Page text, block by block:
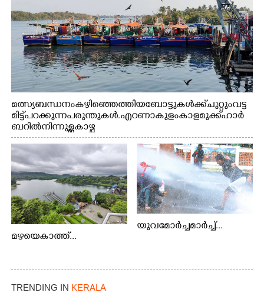
മത്സ്യബന്ധനം കഴിഞ്ഞെത്തിയ ബോട്ടുകൾക്ക് ചുറ്റും വട്ട
മിട്ട് പറക്കുന്ന പരുന്തുകൾ. എറണാകുളം കാളമുക്ക് ഹാർ
ബറിൽ നിന്നുള്ള കാഴ്ച
മഴയെകാത്ത്...
യുവമോർച്ചമാർച്ച്...
TRENDING IN KERALA